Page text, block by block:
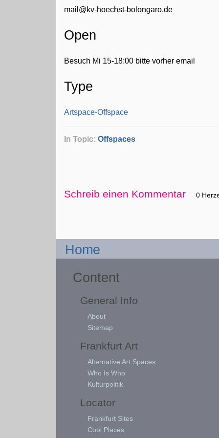
mail@kv-hoechst-bolongaro.de
Open
Besuch Mi 15-18:00 bitte vorher email
Type
Artspace-Offspace
In Topic:Offspaces
Schreib einen Kommentar 0
Home
Content
General Info
About
Sitemap
Frankfurt Art
Alternative Art Spaces
Who Is Who
Kulturpolitik
Locator
Frankfurt Sites
Cool Places